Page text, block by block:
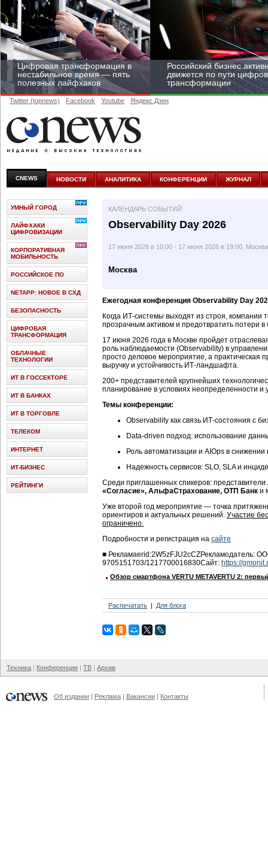
Цифровая трансформация в
нестабильное время — пять
полезных лайфхаков
Российский бизнес
движется по пути
трансформации
цифровизироваться со
скоростью крупных
корпораций
Twitter (topnews) Facebook Youtube Яндекс.Дзен
CNEWS НОВОСТИ АНАЛИТИКА КОНФЕРЕНЦИИ ЖУРНАЛ
КАЛЕНДАРЬ СОБЫТИЙ
Observability Day 2026
17 июня 2026 в 10:00 - 17 июня 2026 в 19:00, Москва
Москва
Ежегодная конференция Observability Day
Когда ИТ-системы выходят из строя,
прозрачным активом и предотвратить потери в
17 июня 2026 года в Москве пройдет
роль наблюдаемости (Observability) в
просто деловое мероприятие, а практическая
выручку и устойчивость ИТ-ландшафта.
200+ представителей крупнейших
планирование в условиях неопределенности
Темы конференции:
Observability как связь ИТ-состояния с
Data-driven подход: использование
Роль автоматизации и AIOps в
Надежность сервисов: SLO, SLA и
Среди приглашенных спикеров: представители
«Согласие», АльфаСтрахование, ОТП Банк и
Уже второй год мероприятие — точка
ориентиров и актуальных решений. Участие
ограничено.
Подробности и регистрация на сайте
■ Рекламаerid:2W5zFJU2cCZРекламодатель:
9705151703/1217700016830Сайт: https://
Обзор смартфона VERTU METAVERTU 2:
Распечатать Для блога
УМНЫЙ ГОРОД
ЛАЙФХАКИ
ЦИФРОВИЗАЦИИ
КОРПОРАТИВНАЯ
МОБИЛЬНОСТЬ
РОССИЙСКОЕ ПО
NETAPP: НОВОЕ В СХД
БЕЗОПАСНОСТЬ
ЦИФРОВАЯ
ТРАНСФОРМАЦИЯ
ОБЛАЧНЫЕ
ТЕХНОЛОГИИ
ИТ В ГОССЕКТОРЕ
ИТ В БАНКАХ
ИТ В ТОРГОВЛЕ
ТЕЛЕКОМ
ИНТЕРНЕТ
ИТ-БИЗНЕС
РЕЙТИНГИ
Техника Конференции ТВ Архив
Об издании Реклама Вакансии Контакты